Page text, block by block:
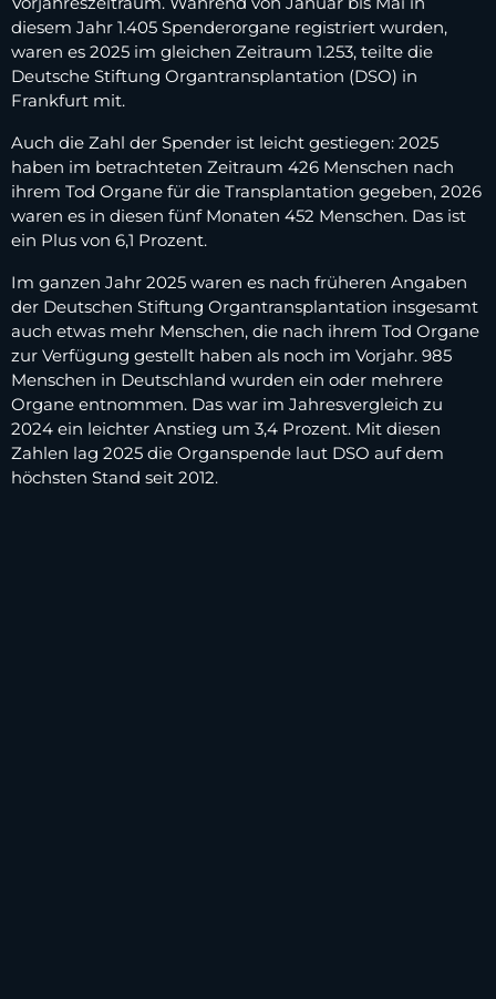
diesem Jahr 1.405 Spenderorgane registriert wurden,
waren es 2025 im gleichen Zeitraum 1.253, teilte die
Deutsche Stiftung Organtransplantation (DSO) in
Frankfurt mit.
Auch die Zahl der Spender ist leicht gestiegen: 2025
haben im betrachteten Zeitraum 426 Menschen nach
ihrem Tod Organe für die Transplantation gegeben, 2026
waren es in diesen fünf Monaten 452 Menschen. Das ist
ein Plus von 6,1 Prozent.
Im ganzen Jahr 2025 waren es nach früheren Angaben
der Deutschen Stiftung Organtransplantation insgesamt
auch etwas mehr Menschen, die nach ihrem Tod Organe
zur Verfügung gestellt haben als noch im Vorjahr. 985
Menschen in Deutschland wurden ein oder mehrere
Organe entnommen. Das war im Jahresvergleich zu
2024 ein leichter Anstieg um 3,4 Prozent. Mit diesen
Zahlen lag 2025 die Organspende laut DSO auf dem
höchsten Stand seit 2012.